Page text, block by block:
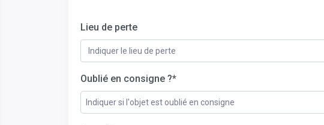
Lieu de perte
Oublié en consigne ?*
Indiquer si l'objet est oublié en consigne